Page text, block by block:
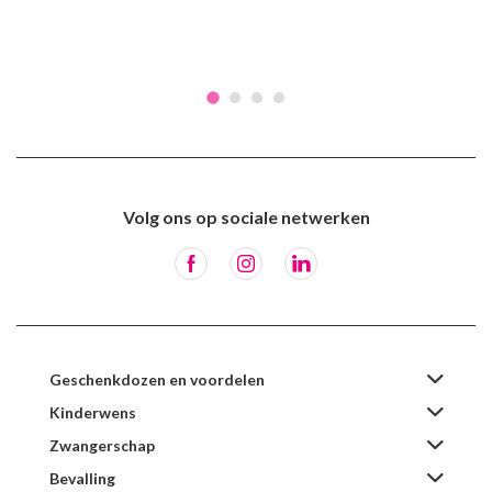
Volg ons op sociale netwerken
Geschenkdozen en voordelen
Kinderwens
Zwangerschap
Bevalling